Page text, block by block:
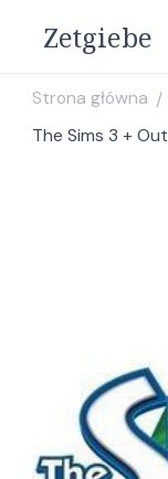
Zetgiebe
Strona główna /
The Sims 3 +